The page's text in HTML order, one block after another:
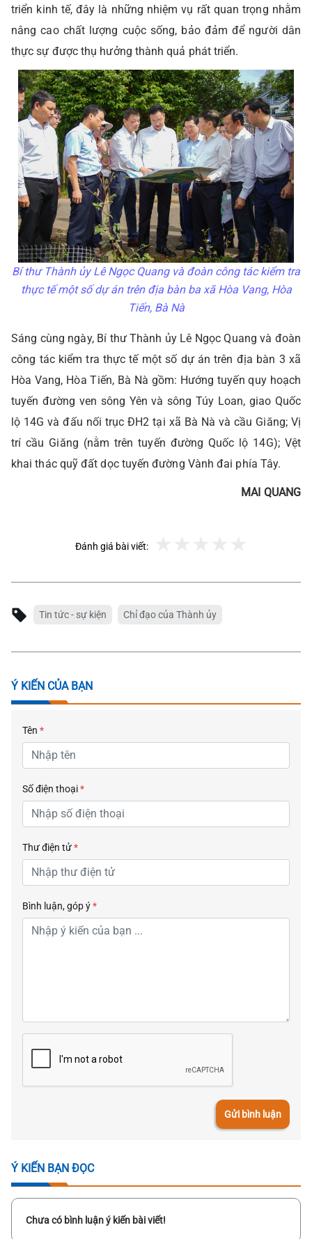
triển kinh tế, đây là những nhiệm vụ rất quan trọng nhằm
nâng cao chất lượng cuộc sống, bảo đảm để người dân
thực sự được thụ hưởng thành quả phát triển.
Bí thư Thành ủy Lê Ngọc Quang và đoàn công tác kiểm tra
thực tế một số dự án trên địa bàn ba xã Hòa Vang, Hòa
Tiến, Bà Nà
Sáng cùng ngày, Bí thư Thành ủy Lê Ngọc Quang và đoàn
công tác kiểm tra thực tế một số dự án trên địa bàn 3 xã
Hòa Vang, Hòa Tiến, Bà Nà gồm: Hướng tuyến quy hoạch
tuyến đường ven sông Yên và sông Túy Loan, giao Quốc
lộ 14G và đấu nối trục ĐH2 tại xã Bà Nà và cầu Giăng; Vị
trí cầu Giăng (nằm trên tuyến đường Quốc lộ 14G); Vệt
khai thác quỹ đất dọc tuyến đường Vành đai phía Tây.
MAI QUANG
Đánh giá bài viết:
Tin tức - sự kiện Chỉ đạo của Thành ủy
Ý KIẾN CỦA BẠN
Tên *
Số điện thoại*
Thư điện tử*
Bình luận, góp ý*
Gửi bình luận
Ý KIẾN BẠN ĐỌC
Chưa có bình luận ý kiến bài viết!